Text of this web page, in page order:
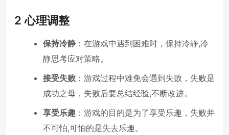
2 心理调整
保持冷静：在游戏中遇到困难时，保持冷静,冷
静思考应对策略。
接受失败 ：游戏过程中难免会遇到失败，失败是
成功之母，失败后要总结经验,不断改进。
享受乐趣 ：游戏的目的是为了享受乐趣，失败并
不可怕,可怕的是失去乐趣。